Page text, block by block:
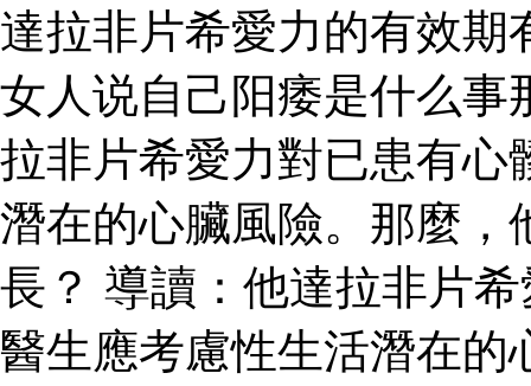
達拉非片希愛力的有效期
女人说自己阳痿是什么
拉非片希愛力對已患有心
潛在的心臟風險。那麼，
長？ 導讀：他達拉非片
醫生應考慮性生活潛在的